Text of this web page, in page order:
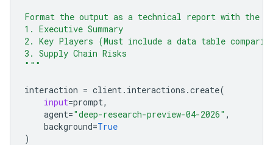
Format the output as a technical report with the
1. Executive Summary
2. Key Players (Must include a data table
3. Supply Chain Risks
"""
interaction = client. interactions .create(
input=prompt,
agent="deep-research-preview-04-2026" ,
background=True
)